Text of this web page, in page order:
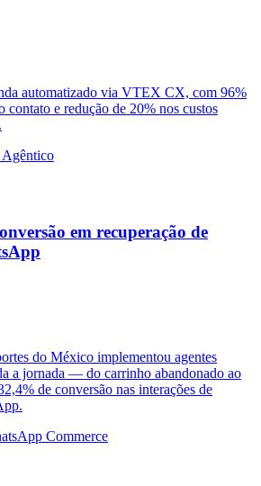
automatizado via VTEX CX, com 96%
contato e redução de 20% nos custos
Agêntico
em recuperação de
do México implementou agentes
a jornada — do carrinho abandonado ao
de conversão nas interações de
Commerce